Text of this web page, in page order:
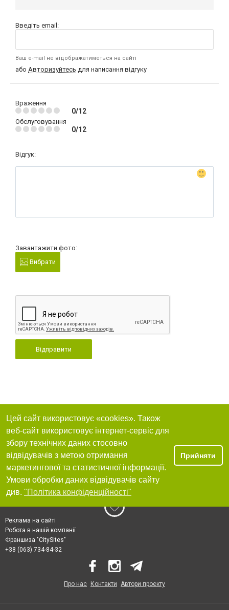
Введіть email:
Ваш e-mail не відображатиметься на сайті
або Авторизуйтесь для написання відгуку
Враження
0/12
Обслуговування
0/12
Відгук:
Завантажити фото:
Вибрати
Відправити
Цей сайт використовує «cookies». Також
веб-сайт використовує інтернет-сервіс для
збору технічних даних стосовно
відвідувачів з метою отримання
маркетингової та статистичної інформації.
Умови обробки даних відвідувачів сайту
див. "Політика конфіденційності"
Прийняти
Реклама на сайті
Робота в нашій компанії
Франшиза "CitySites"
+38 (063) 734-84-32
Про нас Контакти Автори проєкту